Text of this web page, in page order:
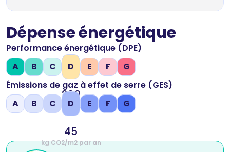
Dépense énergétique
Performance énergétique (DPE)
A
B C D
239
kWh/m2 par an
E F
G
Émissions de gaz à effet de serre (GES)
A
B C D
45
kg CO2/m2 par an
E F G